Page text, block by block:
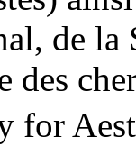
de la
des
for